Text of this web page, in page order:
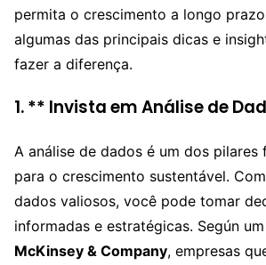
permita o crescimento a longo
algumas das principais dicas e
fazer a diferença.
1. ** Invista em Análise de
A análise de dados é um dos pilares
para o crescimento sustentável.
dados valiosos, você pode tomar
informadas e estratégicas. Según
McKinsey & Company, empresas